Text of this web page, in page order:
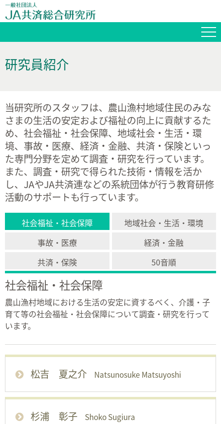
研究員紹介
当研究所のスタッフは、農山漁村地域住民のみな
さまの生活の安定および福祉の向上に貢献するた
め、社会福祉・社会保障、地域社会・生活・環
境、事故・医療、経済・金融、共済・保険といっ
た専門分野を定めて調査・研究を行っています。
また、調査・研究で得られた技術・情報を活か
し、JAやJA共済連などの系統団体が行う教育研修
活動のサポートも行っています。
社会福祉・社会保障
地域社会・生活・環境
事故・医療
経済・金融
共済・保険
50音順
社会福祉・社会保障
農山漁村地域における生活の安定に資するべく、介護・子
育て等の社会福祉・社会保障について調査・研究を行って
います。
松吉 夏之介 Natsunosuke Matsuyoshi
杉浦 彰子 Shoko Sugiura